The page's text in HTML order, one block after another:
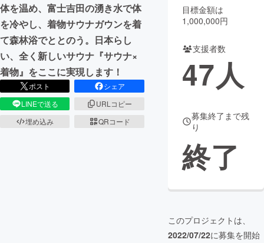
CAMPFIREふるさと納税machi-ya コミュニティ
体を温め、富士吉田の湧き水で体
を冷やし、着物サウナガウンを着
て森林浴でととのう。日本らし
い、全く新しいサウナ『サウナ×
着物』をここに実現します！
ポスト
シェア
LINEで送る
URLコピー
埋め込み
QRコード
目標金額は
1,000,000円
支援者数
47人
募集終了まで残
り
終了
このプロジェクトは、
2022/07/22に募集を開始